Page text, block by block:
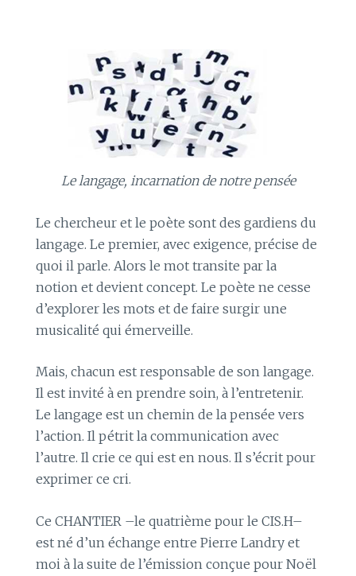
Le langage, incarnation de notre pensée
Le chercheur et le poète sont des gardiens du
langage. Le premier, avec exigence, précise de
quoi il parle. Alors le mot transite par la
notion et devient concept. Le poète ne cesse
d’explorer les mots et de faire surgir une
musicalité qui émerveille.
Mais, chacun est responsable de son langage.
Il est invité à en prendre soin, à l’entretenir.
Le langage est un chemin de la pensée vers
l’action. Il pétrit la communication avec
l’autre. Il crie ce qui est en nous. Il s’écrit pour
exprimer ce cri.
Ce CHANTIER –le quatrième pour le CIS.H–
est né d’un échange entre Pierre Landry et
moi à la suite de l’émission conçue pour Noël